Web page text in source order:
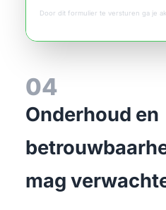
Door dit formulier te versturen ga je
04
Onderhoud en
mag